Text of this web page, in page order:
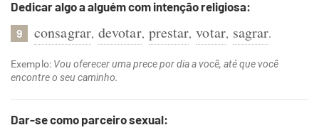
Dedicar algo a alguém com intenção religiosa:
9 consagrar, devotar, prestar, votar, sagrar.
Exemplo: Vou oferecer uma prece por dia a você, até que você
encontre o seu caminho.
Dar-se como parceiro sexual: